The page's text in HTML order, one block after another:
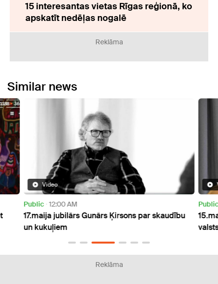
15 interesantas vietas Rīgas reģionā, ko
apskatīt nedēļas nogalē
Reklāma
Similar news
Video
Public 12:00 AM
17.maija jubilārs Gunārs Ķirsons par skaudību
un kukuļiem
Reklāma